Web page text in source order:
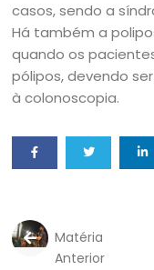
casos, sendo a
Há também a
quando os
pólipos, devendo
à colonoscopia.
Matéria
Anterior